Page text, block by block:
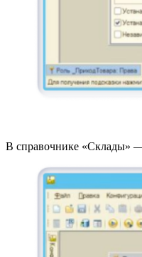
В справочнике «Склады»